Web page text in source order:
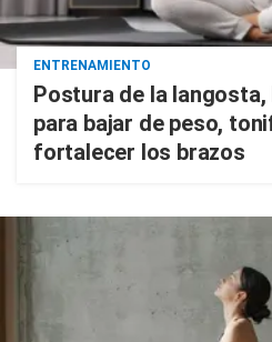
ENTRENAMIENTO
Postura de la langosta,
para bajar de peso,
fortalecer los brazos